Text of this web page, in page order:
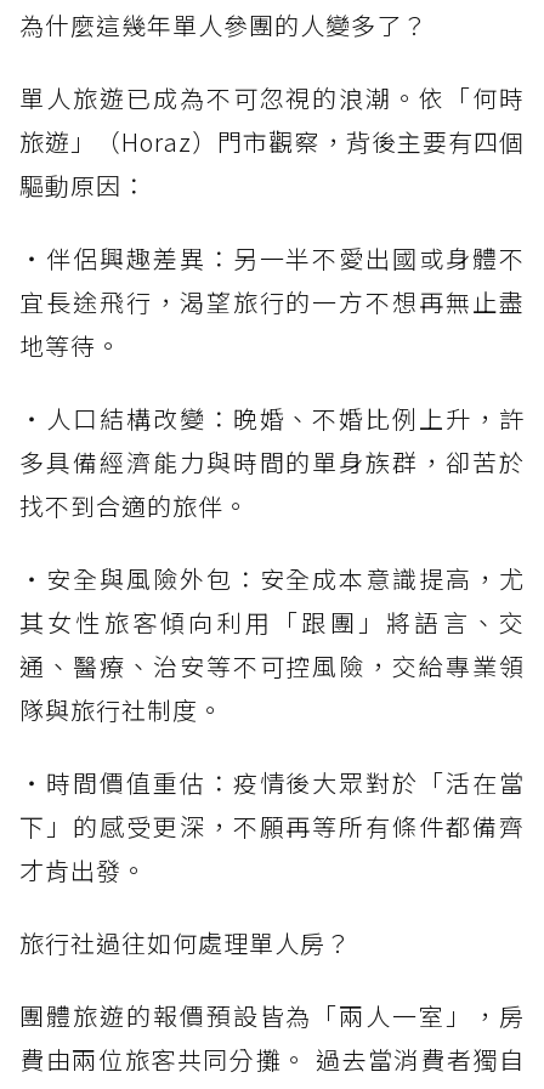
為什麼這幾年單人參團的人變多了？
單人旅遊已成為不可忽視的浪潮。依「何時
旅遊」（Horaz）門市觀察，背後主要有四個
驅動原因：
・伴侶興趣差異：另一半不愛出國或身體不
宜長途飛行，渴望旅行的一方不想再無止盡
地等待。
・人口結構改變：晚婚、不婚比例上升，許
多具備經濟能力與時間的單身族群，卻苦於
找不到合適的旅伴。
・安全與風險外包：安全成本意識提高，尤
其女性旅客傾向利用「跟團」將語言、交
通、醫療、治安等不可控風險，交給專業領
隊與旅行社制度。
・時間價值重估：疫情後大眾對於「活在當
下」的感受更深，不願再等所有條件都備齊
才肯出發。
旅行社過往如何處理單人房？
團體旅遊的報價預設皆為「兩人一室」，房
費由兩位旅客共同分攤。 過去當消費者獨自